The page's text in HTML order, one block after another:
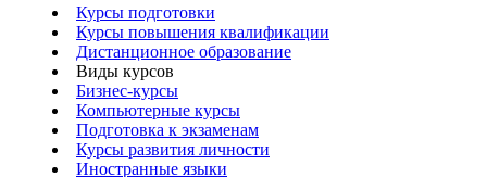
Курсы подготовки
Курсы повышения квалификации
Дистанционное образование
Виды курсов
Бизнес-курсы
Компьютерные курсы
Подготовка к экзаменам
Курсы развития личности
Иностранные языки